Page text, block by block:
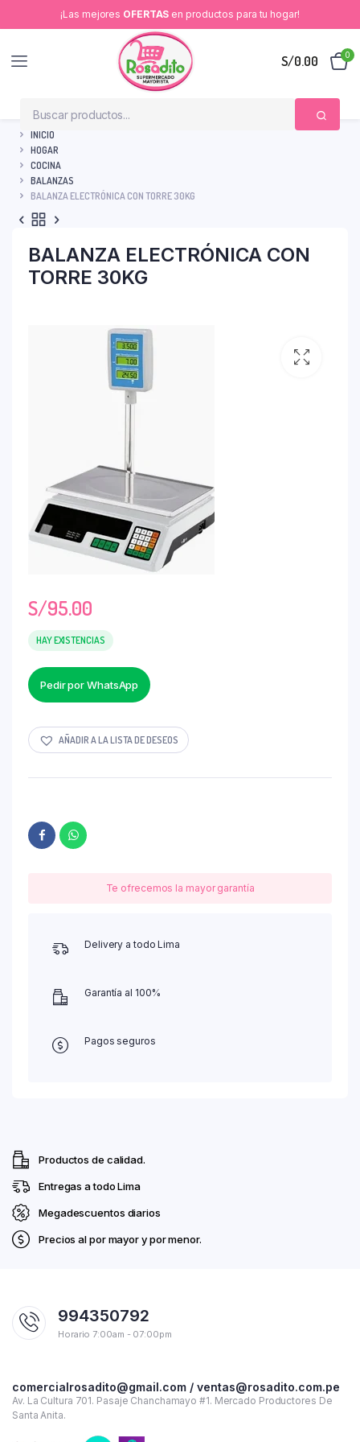
¡Las mejores OFERTAS en productos para tu hogar!
S/0.00 0
INICIO
HOGAR
COCINA
BALANZAS
BALANZA ELECTRÓNICA CON TORRE 30KG
BALANZA ELECTRÓNICA CON
TORRE 30KG
S/95.00
HAY EXISTENCIAS
Pedir por WhatsApp
AÑADIR A LA LISTA DE DESEOS
Te ofrecemos la mayor garantía
Delivery a todo Lima
Garantía al 100%
Pagos seguros
Productos de calidad.
Entregas a todo Lima
Megadescuentos diarios
Precios al por mayor y por menor.
994350792
Horario 7:00am - 07:00pm
comercialrosadito@gmail.com / ventas@rosadito.com.pe
Av. La Cultura 701. Pasaje Chanchamayo #1. Mercado Productores De
Santa Anita.